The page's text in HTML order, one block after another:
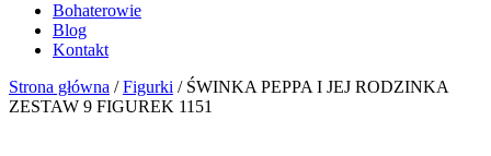
Bohaterowie
Blog
Kontakt
Strona główna /Figurki / ŚWINKA PEPPA I JEJ RODZINKA
ZESTAW 9 FIGUREK 1151